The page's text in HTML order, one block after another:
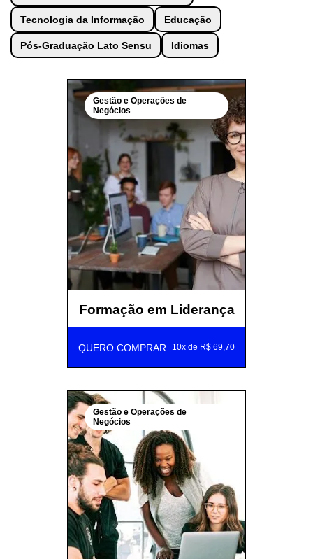
Tecnologia da Informação Educação
Pós-Graduação Lato Sensu Idiomas
Gestão e Operações de
Negócios
Formação em Liderança
QUERO COMPRAR 10x de R$ 69,70
Gestão e Operações de
Negócios